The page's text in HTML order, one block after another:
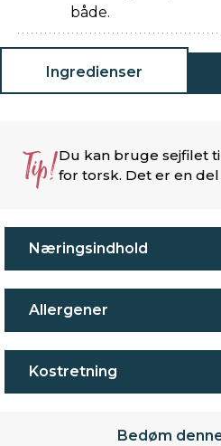
både.
Ingredienser
Tip!Du kan bruge sejfilet
for torsk. Det er en
Næringsindhold
Allergener
Kostretning
Bedøm